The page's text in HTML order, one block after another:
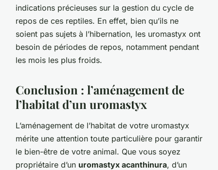
indications précieuses sur la gestion du cycle de
repos de ces reptiles. En effet, bien qu’ils ne
soient pas sujets à l’hibernation, les uromastyx ont
besoin de périodes de repos, notamment pendant
les mois les plus froids.
Conclusion : l’aménagement de
l’habitat d’un uromastyx
L’aménagement de l’habitat de votre uromastyx
mérite une attention toute particulière pour garantir
le bien-être de votre animal. Que vous soyez
propriétaire d’un uromastyx acanthinura, d’un